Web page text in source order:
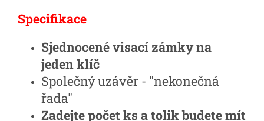
Specifikace
Sjednocené visací zámky na
jeden klíč
Společný uzávěr - "nekonečná
řada"
Zadejte počet ks a tolik budete mít